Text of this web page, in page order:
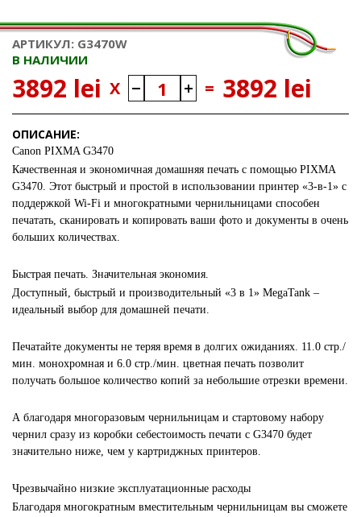
АРТИКУЛ: G3470W
В НАЛИЧИИ
3892 lei X = 3892 lei
ОПИСАНИЕ:
Canon PIXMA G3470
Качественная и экономичная домашняя печать с помощью PIXMA
G3470. Этот быстрый и простой в использовании принтер «3-в-1» с
поддержкой Wi-Fi и многократными чернильницами способен
печатать, сканировать и копировать ваши фото и документы в очень
больших количествах.
Быстрая печать. Значительная экономия.
Доступный, быстрый и производительный «3 в 1» MegaTank –
идеальный выбор для домашней печати.
Печатайте документы не теряя время в долгих ожиданиях. 11.0 стр./
мин. монохромная и 6.0 стр./мин. цветная печать позволит
получать большое количество копий за небольшие отрезки времени.
А благодаря многоразовым чернильницам и стартовому набору
чернил сразу из коробки себестоимость печати с G3470 будет
значительно ниже, чем у картриджных принтеров.
Чрезвычайно низкие эксплуатационные расходы
Благодаря многократным вместительным чернильницам вы сможете